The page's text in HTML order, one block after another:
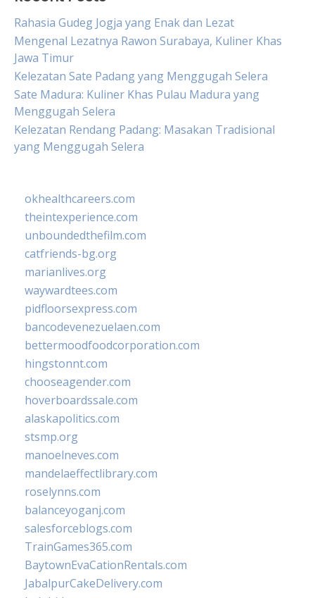
Rahasia Gudeg Jogja yang Enak dan Lezat
Mengenal Lezatnya Rawon Surabaya, Kuliner Khas
Jawa Timur
Kelezatan Sate Padang yang Menggugah Selera
Sate Madura: Kuliner Khas Pulau Madura yang
Menggugah Selera
Kelezatan Rendang Padang: Masakan Tradisional
yang Menggugah Selera
okhealthcareers.com
theintexperience.com
unboundedthefilm.com
catfriends-bg.org
marianlives.org
waywardtees.com
pidfloorsexpress.com
bancodevenezuelaen.com
bettermoodfoodcorporation.com
hingstonnt.com
chooseagender.com
hoverboardssale.com
alaskapolitics.com
stsmp.org
manoelneves.com
mandelaeffectlibrary.com
roselynns.com
balanceyoganj.com
salesforceblogs.com
TrainGames365.com
BaytownEvaCationRentals.com
JabalpurCakeDelivery.com